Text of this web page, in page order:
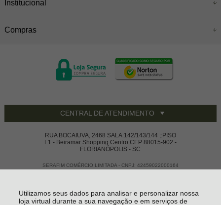
Utilizamos seus dados para analisar e personalizar nossa
loja virtual durante a sua navegação e em serviços de
Institucional
Compras
CENTRAL DE ATENDIMENTO
RUA BOCAIUVA, 2468 SALA:142/143/144 ;:PISO
L1 - Beiramar Shopping Centro CEP 88015-902 -
FLORIANÓPOLIS - SC
SERAFIM COMÉRCIO LIMITADA - CNPJ: 42459022000164